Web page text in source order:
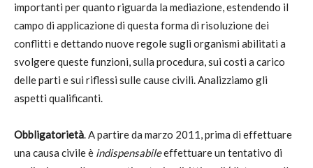
importanti per quanto riguarda la mediazione, estendendo il
campo di applicazione di questa forma di risoluzione dei
conflitti e dettando nuove regole sugli organismi abilitati a
svolgere queste funzioni, sulla procedura, sui costi a carico
delle parti e sui riflessi sulle cause civili. Analizziamo gli
aspetti qualificanti.
Obbligatorietà. A partire da marzo 2011, prima di effettuare
una causa civile è indispensabileeffettuare un tentativo di